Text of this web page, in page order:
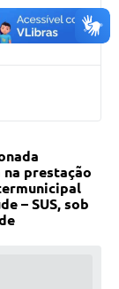
prestação
– SUS, sob